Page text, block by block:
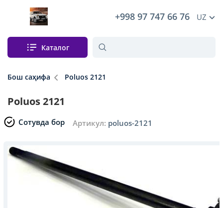
+998 97 747 66 76 UZ
Каталог
Бош саҳифа Poluos 2121
Poluos 2121
Сотувда бор Артикул: poluos-2121